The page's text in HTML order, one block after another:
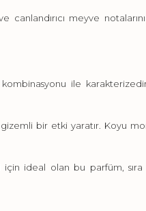
meyve
ile
bir etki yaratır. Koyu
ideal olan bu parfüm,